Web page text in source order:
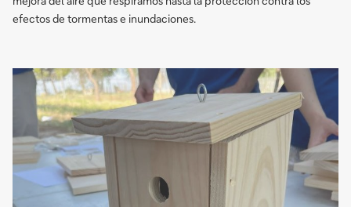
efectos de tormentas e inundaciones.